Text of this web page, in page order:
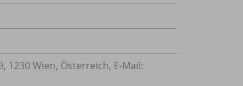
1230 Wien, Österreich, E-Mail: